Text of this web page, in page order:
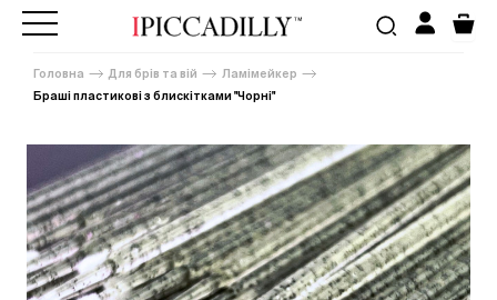
Головна Для брів та вій
Ламімейкер
Браші пластикові з блискітками "Чорні"